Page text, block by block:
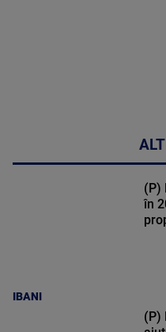
IBANI
(P)
în
(P)